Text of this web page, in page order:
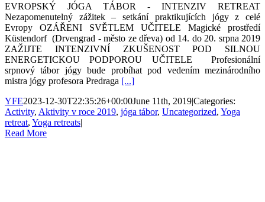
EVROPSKÝ JÓGA TÁBOR - INTENZIV RETREAT
Nezapomenutelný zážitek – setkání praktikujících jógy z celé
Evropy OZÁŘENI SVĚTLEM UČITELE Magické prostředí
Küstendorf (Drvengrad - město ze dřeva) od 14. do 20. srpna 2019
ZAŽIJTE INTENZIVNÍ ZKUŠENOST POD SILNOU
ENERGETICKOU PODPOROU UČITELE Profesionální
srpnový tábor jógy bude probíhat pod vedením mezinárodního
mistra jógy profesora Predraga [...]
YFE2023-12-30T22:35:26+00:00June 11th, 2019|Categories:
Activity, Aktivity v roce 2019, jóga tábor, Uncategorized, Yoga
retreat, Yoga retreats|
Read More